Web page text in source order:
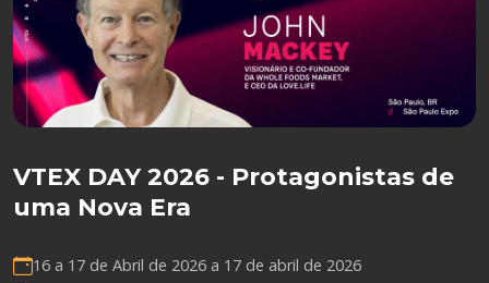
VTEX DAY 2026 - Protagonistas de
uma Nova Era
16 a 17 de Abril de 2026 a 17 de abril de 2026